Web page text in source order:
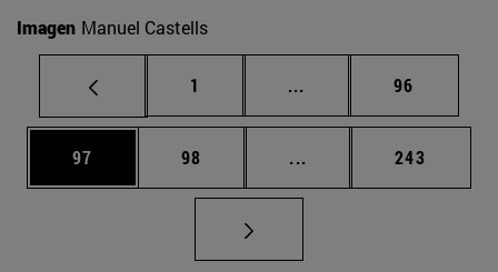
Imagen Manuel Castells
Página
1 ... Páginas intermedias
Página
96
Página
97 Página
98 ... Páginas intermedias
Página
243